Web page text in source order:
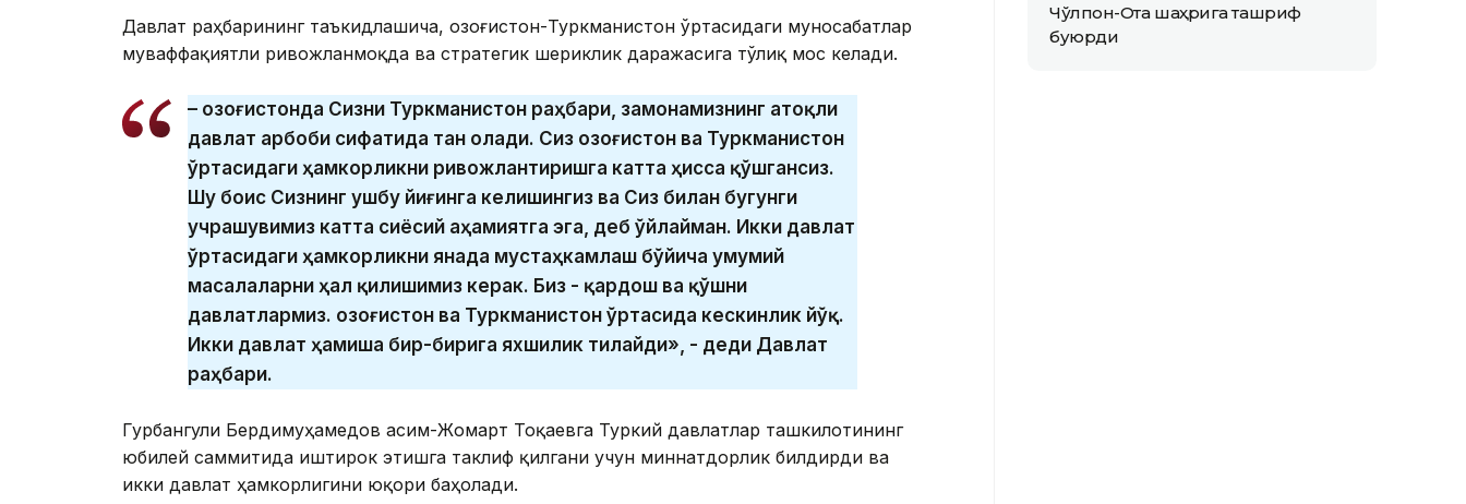
Давлат раҳбарининг таъкидлашича, Қозоғистон-Туркманистон ўртасидаги муносабатлар
муваффақиятли ривожланмоқда ва стратегик шериклик даражасига тўлиқ мос келади.
– Қозоғистонда Сизни Туркманистон раҳбари, замонамизнинг атоқли
давлат арбоби сифатида тан олади. Сиз Қозоғистон ва Туркманистон
ўртасидаги ҳамкорликни ривожлантиришга катта ҳисса қўшгансиз.
Шу боис Сизнинг ушбу йиғинга келишингиз ва Сиз билан бугунги
учрашувимиз катта сиёсий аҳамиятга эга, деб ўйлайман. Икки давлат
ўртасидаги ҳамкорликни янада мустаҳкамлаш бўйича умумий
масалаларни ҳал қилишимиз керак. Биз - қардош ва қўшни
давлатлармиз. Қозоғистон ва Туркманистон ўртасида кескинлик йўқ.
Икки давлат ҳамиша бир-бирига яхшилик тилайди», - деди Давлат
раҳбари.
Гурбангули Бердимуҳамедов Қасим-Жомарт Тоқаевга Туркий давлатлар ташкилотининг
юбилей саммитида иштирок этишга таклиф қилгани учун миннатдорлик билдирди ва
икки давлат ҳамкорлигини юқори баҳолади.
Чўлпон-Ота шаҳрига ташриф
буюрди